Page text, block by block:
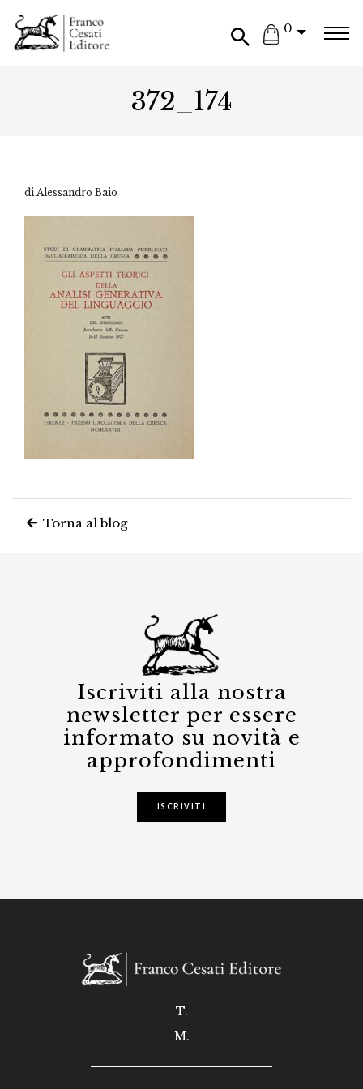
0
372_174
di Alessandro Baio
Torna al blog
Iscriviti alla nostra
newsletter per essere
informato su novità e
approfondimenti
ISCRIVITI
T.
M.